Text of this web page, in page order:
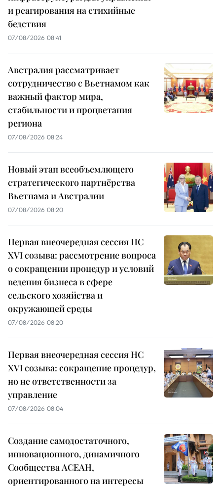
и реагирования на стихийные
бедствия
07/08/2026 08:41
Австралия рассматривает
сотрудничество с Вьетнамом как
важный фактор мира,
стабильности и процветания
региона
07/08/2026 08:24
Новый этап всеобъемлющего
стратегического партнёрства
Вьетнама и Австралии
07/08/2026 08:20
Первая внеочередная сессия НС
XVI созыва: рассмотрение вопроса
о сокращении процедур и условий
ведения бизнеса в сфере
сельского хозяйства и
окружающей среды
07/08/2026 08:20
Первая внеочередная сессия НС
XVI созыва: сокращение процедур,
но не ответственности за
управление
07/08/2026 08:04
Создание самодостаточного,
инновационного, динамичного
Сообщества АСЕАН,
ориентированного на интересы